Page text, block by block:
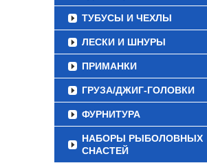
ТУБУСЫ И ЧЕХЛЫ
ЛЕСКИ И ШНУРЫ
ПРИМАНКИ
ГРУЗА/ДЖИГ-ГОЛОВКИ
ФУРНИТУРА
НАБОРЫ РЫБОЛОВНЫХ
СНАСТЕЙ